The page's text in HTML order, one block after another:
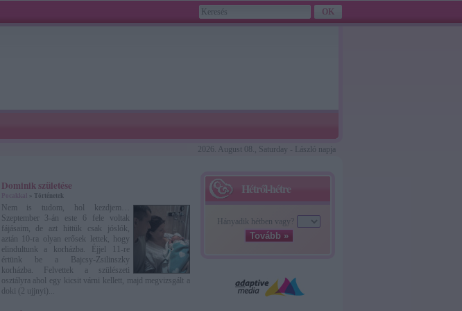
2026. August 08., Saturday - László napja
Dominik születése
» Történetek
Nem is tudom, hol kezdjem…
Szeptember 3-án este 6 fele voltak
fájásaim, de azt hittük csak jóslók,
aztán 10-ra olyan erősek lettek, hogy
elindultunk a korházba. Éjjel 11-re
értünk be a Bajcsy-Zsilinszky
korházba. Felvettek a szülészeti
osztályra ahol egy kicsit várni kellett, majd megvizsgált a
doki (2 ujjnyi)...
Hétről-hétre
Hányadik hétben vagy?
Tovább »